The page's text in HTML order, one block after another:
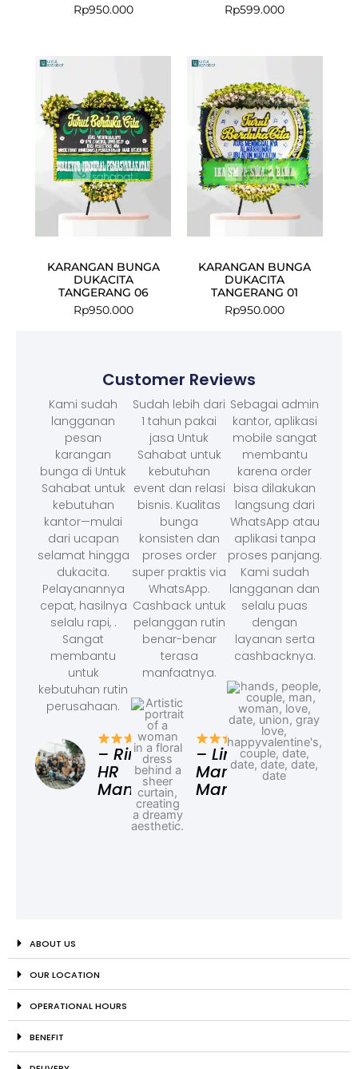
Rp950.000
Rp599.000
KARANGAN BUNGA
DUKACITA
TANGERANG 06
Rp950.000
KARANGAN BUNGA
DUKACITA
TANGERANG 01
Rp950.000
Customer Reviews
Kami sudah
langganan
pesan
karangan
bunga di Untuk
Sahabat untuk
kebutuhan
kantor—mulai
dari ucapan
selamat hingga
dukacita.
Pelayanannya
cepat, hasilnya
selalu rapi, .
Sangat
membantu
untuk
kebutuhan rutin
perusahaan.
– Rina,
HR
Manager
Sudah lebih dari
1 tahun pakai
jasa Untuk
Sahabat untuk
kebutuhan
event dan relasi
bisnis. Kualitas
bunga
konsisten dan
proses order
super praktis via
WhatsApp.
Cashback untuk
pelanggan rutin
benar-benar
terasa
manfaatnya.
– Linda,
Marketing
Manager
Sebagai admin
kantor, aplikasi
mobile sangat
membantu
karena order
bisa dilakukan
langsung dari
WhatsApp atau
aplikasi tanpa
proses panjang.
Kami sudah
langganan dan
selalu puas
dengan
layanan serta
cashbacknya.
ABOUT US
OUR LOCATION
OPERATIONAL HOURS
BENEFIT